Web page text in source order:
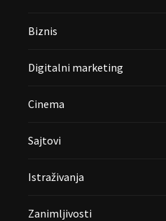
Biznis
Digitalni marketing
Cinema
Sajtovi
Istraživanja
Zanimljivosti